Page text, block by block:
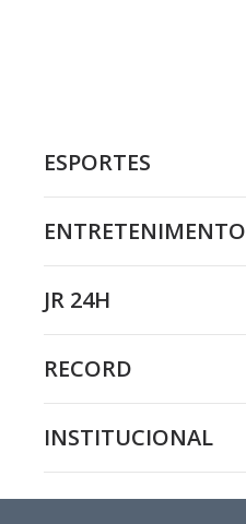
ESPORTES
ENTRETENIMENTO
JR 24H
RECORD
INSTITUCIONAL